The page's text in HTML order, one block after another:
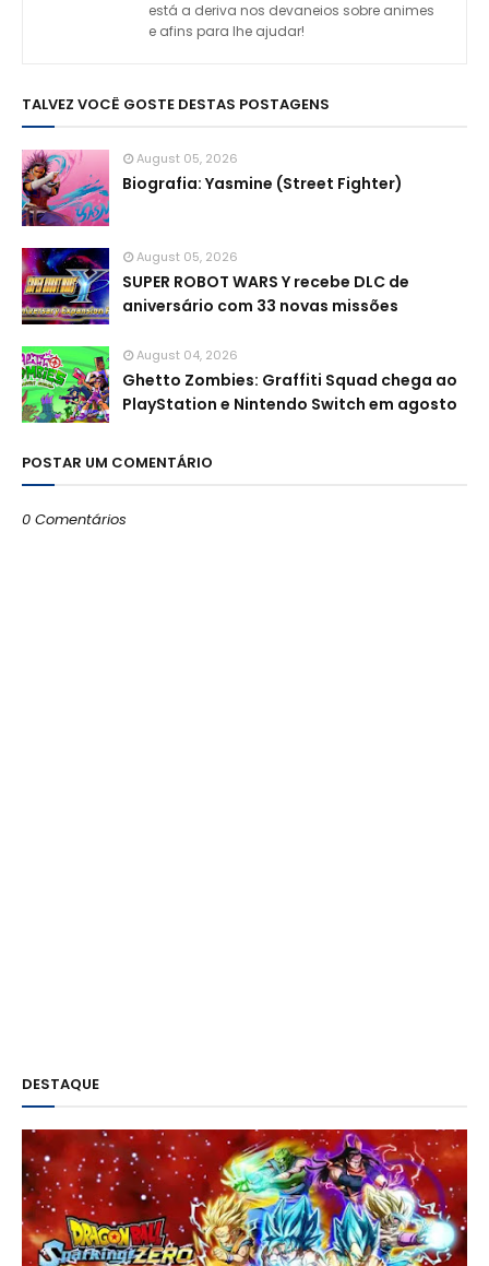
está a deriva nos devaneios sobre animes
e afins para lhe ajudar!
TALVEZ VOCÊ GOSTE DESTAS POSTAGENS
August 05, 2026
Biografia: Yasmine (Street Fighter)
August 05, 2026
SUPER ROBOT WARS Y recebe DLC de
aniversário com 33 novas missões
August 04, 2026
Ghetto Zombies: Graffiti Squad chega ao
PlayStation e Nintendo Switch em agosto
POSTAR UM COMENTÁRIO
0 Comentários
DESTAQUE